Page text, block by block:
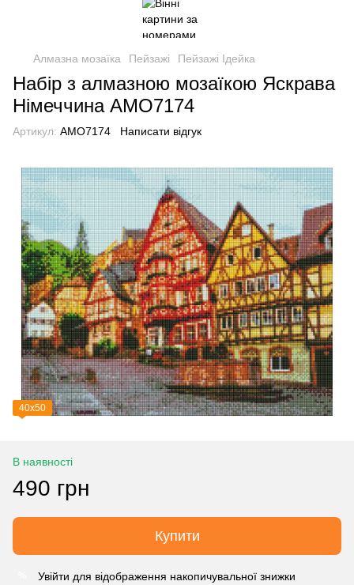
Алмазна мозаїка Пейзажі Пейзажі Ідейка
Набір з алмазною мозаїкою Яскрава
Німеччина AMO7174
Артикул: AMO7174 Написати відгук
40х50
В наявності
490 грн
Купити
Увійти для відображення накопичувальної знижки